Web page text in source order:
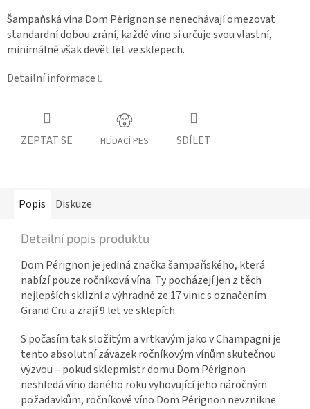
Šampaňská vína Dom Pérignon se nenechávají omezovat
standardní dobou zrání, každé víno si určuje svou vlastní,
minimálně však devět let ve sklepech.
Detailní informace
ZEPTAT SE HLÍDACÍ PES SDÍLET
Popis Diskuze
Detailní popis produktu
Dom Pérignon je jediná značka šampaňského, která
nabízí pouze ročníková vína. Ty pocházejí jen z těch
nejlepších sklizní a výhradně ze 17 vinic s označením
Grand Cru a zrají 9 let ve sklepích.
S počasím tak složitým a vrtkavým jako v Champagni je
tento absolutní závazek ročníkovým vínům skutečnou
výzvou – pokud sklepmistr domu Dom Pérignon
neshledá víno daného roku vyhovující jeho náročným
požadavkům, ročníkové víno Dom Pérignon nevznikne.